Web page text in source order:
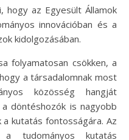
az Egyesült Államok
innovációban és a
kidolgozásában.
folyamatosan csökken, a
a társadalomnak most
közösség hangját
döntéshozók is nagyobb
kutatás fontosságára. Az
tudományos kutatás